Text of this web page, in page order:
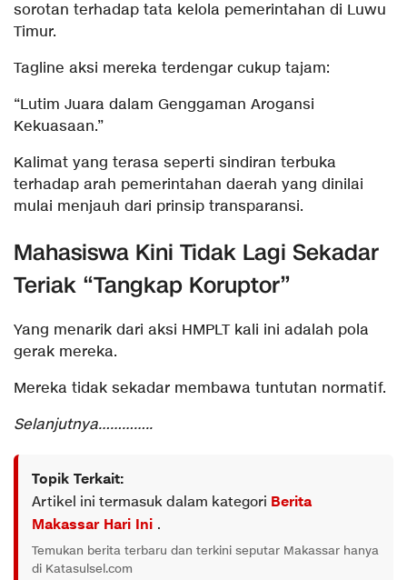
sorotan terhadap tata kelola pemerintahan di Luwu
Timur.
Tagline aksi mereka terdengar cukup tajam:
“Lutim Juara dalam Genggaman Arogansi
Kekuasaan.”
Kalimat yang terasa seperti sindiran terbuka
terhadap arah pemerintahan daerah yang dinilai
mulai menjauh dari prinsip transparansi.
Mahasiswa Kini Tidak Lagi Sekadar
Teriak “Tangkap Koruptor”
Yang menarik dari aksi HMPLT kali ini adalah pola
gerak mereka.
Mereka tidak sekadar membawa tuntutan normatif.
Selanjutnya…………..
Topik Terkait:
Artikel ini termasuk dalam kategori Berita
Makassar Hari Ini .
Temukan berita terbaru dan terkini seputar Makassar hanya
di Katasulsel.com